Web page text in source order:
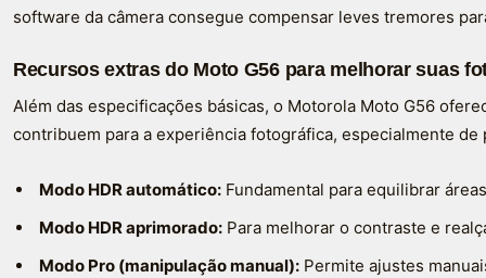
software da câmera consegue compensar leves tremores
Recursos extras do Moto G56 para melhorar suas
Além das especificações básicas, o Motorola Moto G56
contribuem para a experiência fotográfica, especialmente de
Modo HDR automático: Fundamental para equilibrar
Modo HDR aprimorado: Para melhorar o contraste e
Modo Pro (manipulação manual): Permite ajustes